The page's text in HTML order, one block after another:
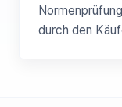
durch den